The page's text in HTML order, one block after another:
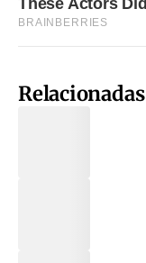
Relacionadas